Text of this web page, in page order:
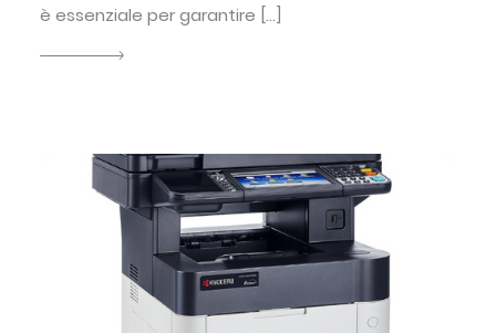
è essenziale per garantire […]